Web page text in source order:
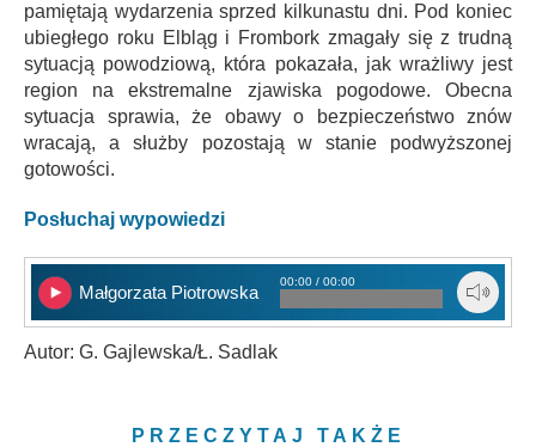
pamiętają wydarzenia sprzed kilkunastu dni. Pod koniec
ubiegłego roku Elbląg i Frombork zmagały się z trudną
sytuacją powodziową, która pokazała, jak wrażliwy jest
region na ekstremalne zjawiska pogodowe. Obecna
sytuacja sprawia, że obawy o bezpieczeństwo znów
wracają, a służby pozostają w stanie podwyższonej
gotowości.
Posłuchaj wypowiedzi
Małgorzata Piotrowska
00:00 / 00:00
Autor: G. Gajlewska/Ł. Sadlak
PRZECZYTAJ TAKŻE